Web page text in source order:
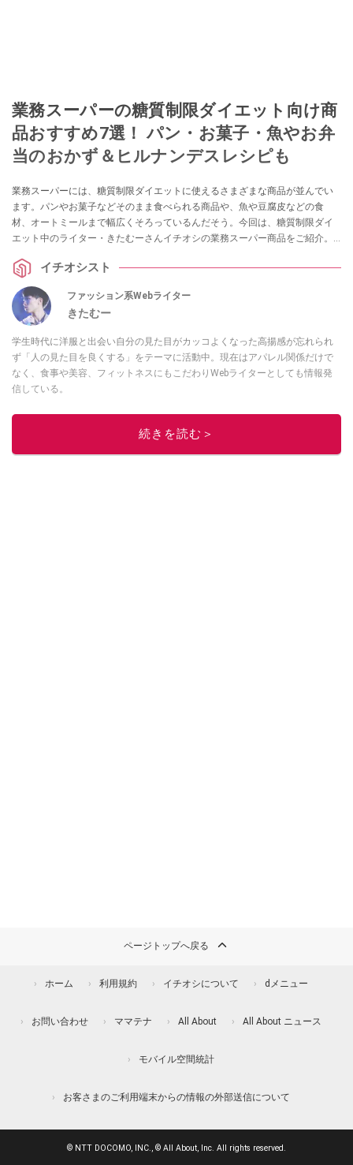
業務スーパーの糖質制限ダイエット向け商
品おすすめ7選！ パン・お菓子・魚やお弁
当のおかず＆ヒルナンデスレシピも
業務スーパーには、糖質制限ダイエットに使えるさまざまな商品が並んでい
ます。パンやお菓子などそのまま食べられる商品や、魚や豆腐皮などの食
材、オートミールまで幅広くそろっているんだそう。今回は、糖質制限ダイ
エット中のライター・きたむーさんイチオシの業務スーパー商品をご紹介。
弁当のおかずにも便利なおすすめ糖質制限レシピ、ヒルナンデスで紹介され
たダイエットレシピもまとめました。
イチオシスト
ファッション系Webライター
きたむー
学生時代に洋服と出会い自分の見た目がカッコよくなった高揚感が忘れられ
ず「人の見た目を良くする」をテーマに活動中。現在はアパレル関係だけで
なく、食事や美容、フィットネスにもこだわりWebライターとしても情報発
信している。
このイチオシストの他の記事を読む
続きを読む＞
ページトップへ戻る
ホーム 利用規約 イチオシについて dメニュー
お問い合わせ ママテナ All About All About ニュース
モバイル空間統計
お客さまのご利用端末からの情報の外部送信について
© NTT DOCOMO, INC., © All About, Inc. All rights reserved.